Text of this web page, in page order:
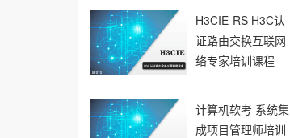
H3CIE-RS H3C认
证路由交换互联网
络专家培训课程
计算机软考 系统集
成项目管理师培训